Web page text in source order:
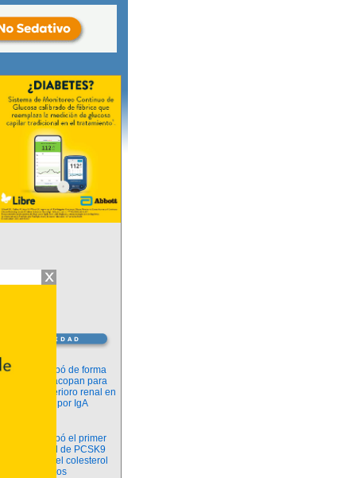
Novedades
La FDA aprobó de forma
definitiva iptacopan para
frenar el deterioro renal en
la nefropatía por IgA
La FDA aprobó el primer
inhibidor oral de PCSK9
para reducir el colesterol
LDL en adultos